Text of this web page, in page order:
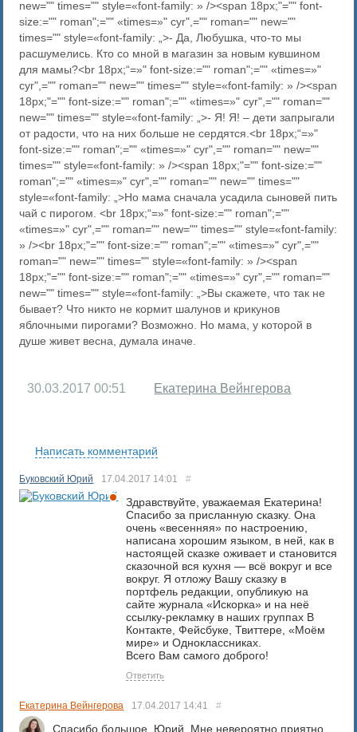
30.03.2017 00:51 Екатерина Вейнгерова
Написать комментарий
Буковский Юрий 17.04.2017 14:01 #
Здравствуйте, уважаемая Екатерина!
Спасибо за присланную сказку. Она
очень «весенняя» по настроению,
написана хорошим языком, в ней, как в
настоящей сказке оживает и становится
сказочной вся кухня — всё вокруг и все
вокруг. Я отложу Вашу сказку в
портфель редакции, опубликую на
сайте журнала «Искорка» и на неё
ссылку-рекламку в наших группах В
Контакте, Фейсбуке, Твиттере, «Моём
мире» и Одноклассниках.
Всего Вам самого доброго!
Ответить
Екатерина Вейнгерова 17.04.2017 14:41 #
Спасибо большое, Юрий. Мне невероятно приятно.